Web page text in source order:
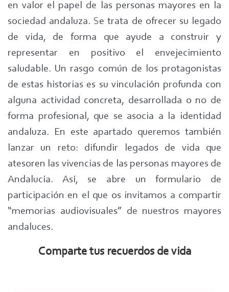
en valor el papel de las personas mayores en la
sociedad andaluza. Se trata de ofrecer su legado
de vida, de forma que ayude a construir y
representar en positivo el envejecimiento
saludable. Un rasgo común de los protagonistas
de estas historias es su vinculación profunda con
alguna actividad concreta, desarrollada o no de
forma profesional, que se asocia a la identidad
andaluza. En este apartado queremos también
lanzar un reto: difundir legados de vida que
atesoren las vivencias de las personas mayores de
Andalucía. Así, se abre un formulario de
participación en el que os invitamos a compartir
“memorias audiovisuales” de nuestros mayores
andaluces.
Comparte tus recuerdos de vida